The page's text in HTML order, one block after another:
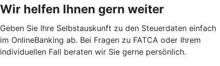
Wir helfen Ihnen gern weiter
Geben Sie Ihre Selbstauskunft zu den Steuerdaten einfach
im OnlineBanking ab. Bei Fragen zu FATCA oder Ihrem
individuellen Fall beraten wir Sie gerne persönlich.